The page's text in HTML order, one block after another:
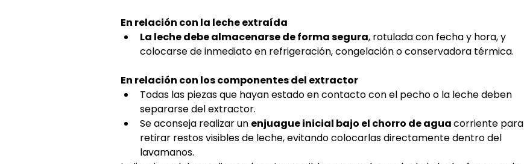
En relación con la leche extraída
La leche debe almacenarse de forma segura, rotulada con fecha y hora, y
colocarse de inmediato en refrigeración, congelación o conservadora térmica.
En relación con los componentes del extractor
Todas las piezas que hayan estado en contacto con el pecho o la leche deben
separarse del extractor.
Se aconseja realizar un enjuague inicial bajo el chorro de agua corriente para
retirar restos visibles de leche, evitando colocarlas directamente dentro del
lavamanos.